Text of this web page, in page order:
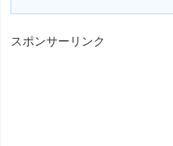
スポンサーリンク